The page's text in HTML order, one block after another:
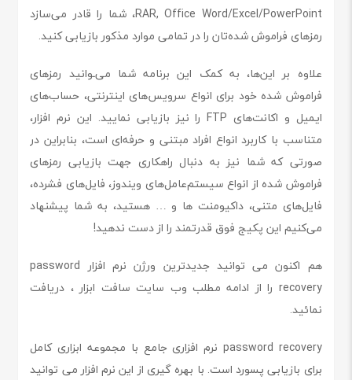
RAR, Office Word/Excel/PowerPoint، شما را قادر می‌سازد
رمزهای فراموش شده‌تان را در تمامی موارد مذکور بازیابی کنید.
علاوه بر این‌ها، به کمک این برنامه شما می‌ـوانید رمزهای
فراموش شده خود برای انواع سرویس‌های اینترنتی، حساب‌های
ایمیل و اکانت‌های FTP را نیز بازیابی نمایید. این نرم افزار،
متناسب با کاربرد انواع افراد مبتنی و حرفه‌ای است، بنابراین در
صورتی که شما نیز به دنبال راهکاری جهت بازیابی رمزهای
فراموش شده از انواع سیستم‌عامل‌های ویندوز، فایل‌های فشرده،
فایل‌های متنی، داکیومنت ها و … هستید، به شما پیشنهاد
می‌کنیم این پکیج فوق قدرتمند را از دست ندهید!
هم اکنون می توانید جدیدترین ورژن نرم افزار password
recovery را از ادامه مطلب وب سایت سافت ابزار ، دریافت
نمائید.
password recovery نرم افزاری جامع با مجموعه ابزاری کامل
برای بازیابی پسورد است. با بهره گیری از این نرم افزار می توانید